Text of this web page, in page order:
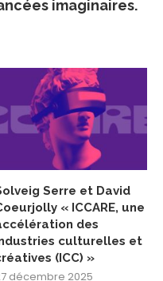
imaginaires.
Serre et David
« ICCARE, une
des
culturelles et
(ICC) »
décembre 2025